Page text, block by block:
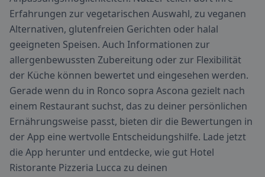
Erfahrungen zur vegetarischen Auswahl, zu veganen
Alternativen, glutenfreien Gerichten oder halal
geeigneten Speisen. Auch Informationen zur
allergenbewussten Zubereitung oder zur Flexibilität
der Küche können bewertet und eingesehen werden.
Gerade wenn du in Ronco sopra Ascona gezielt nach
einem Restaurant suchst, das zu deiner persönlichen
Ernährungsweise passt, bieten dir die Bewertungen in
der App eine wertvolle Entscheidungshilfe. Lade jetzt
die App herunter und entdecke, wie gut Hotel
Ristorante Pizzeria Lucca zu deinen